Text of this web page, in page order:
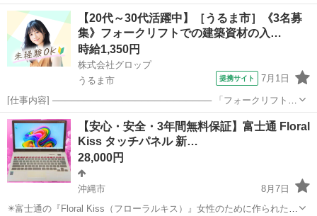
動確認済み ・初期化済み ・初期設定画面まで動作確認済み ・ACアダ
プター付き 長期間使用・保管していた中古品のため、傷や使用感があ
ります。...
沖縄 那覇市 安里駅 ノートパソコン
【20代～30代活躍中】［うるま市］《3名募
集》フォークリフトでの建築資材の入…
時給1,350円
株式会社グロップ
うるま市
提携サイト 7月1日
[仕事内容] ───────────────────────── 「フォークリフトの
資格はあるけど実務経験がない…」 「ブランクがあって自信がな
い…」 問題ございません！ フォークリフトの資格をお持ちであれば
未経験者やブラ...
沖縄 うるま市 仕分け
【安心・安全・3年間無料保証】富士通 Floral
Kiss タッチパネル 新…
28,000円
沖縄市
8月7日
✴️富士通の『Floral Kiss（フローラルキス）』女性のために作られたエ